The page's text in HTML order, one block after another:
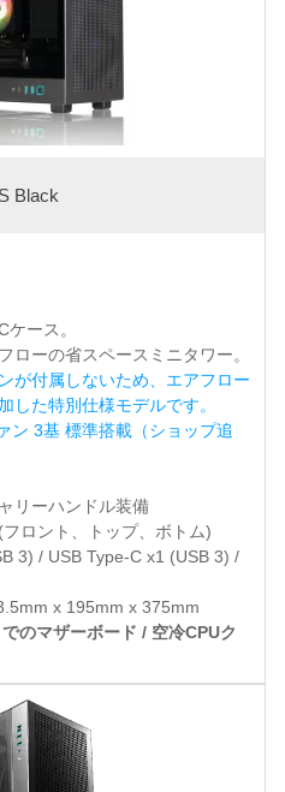
Black
ース。
ローの省スペースミニタワー。
が付属しないため、エアフロー
した特別仕様モデルです。
ン 3基 標準搭載（ショップ追
リーハンドル装備
ロント、トップ、ボトム)
3) / USB Type-C x1 (USB 3) /
x 195mm x 375mm
のマザーボード / 空冷CPUク